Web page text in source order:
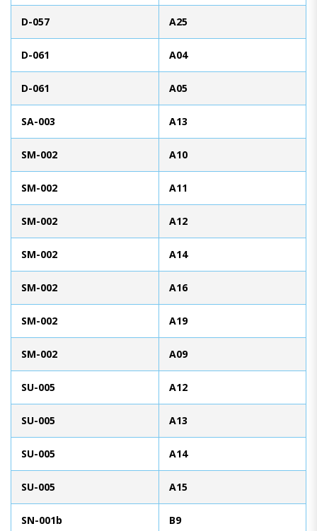
D-057 A25
D-061 A04
D-061 A05
SA-003 A13
SM-002 A10
SM-002 A11
SM-002 A12
SM-002 A14
SM-002 A16
SM-002 A19
SM-002 A09
SU-005 A12
SU-005 A13
SU-005 A14
SU-005 A15
SN-001b B9